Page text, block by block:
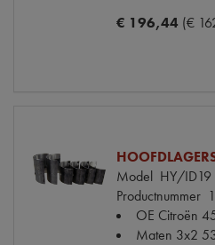
€ 196,44 (€
Model HY/ID19
Productnummer
OE Citroën
Maten 3x2